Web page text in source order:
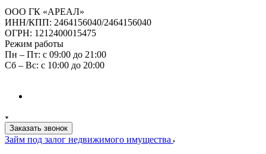
ООО ГК «АРЕАЛ»
ИНН/КПП: 2464156040/2464156040
ОГРН: 1212400015475
Режим работы
Пн – Пт: с 09:00 до 21:00
Сб – Вс: с 10:00 до 20:00
Заказать звонок
Займ под залог недвижимого имущества